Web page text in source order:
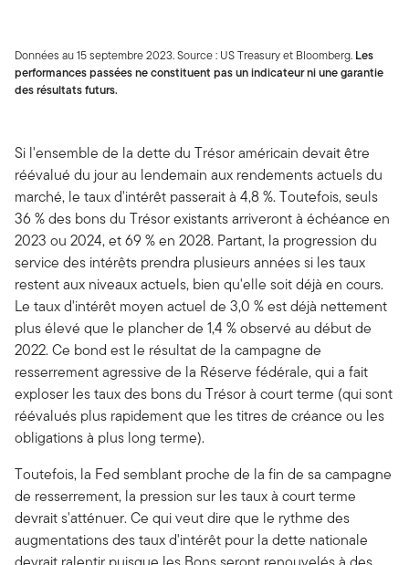
Données au 15 septembre 2023. Source : US Treasury et Bloomberg. Les
performances passées ne constituent pas un indicateur ni une garantie
des résultats futurs.
Si l'ensemble de la dette du Trésor américain devait être
réévalué du jour au lendemain aux rendements actuels du
marché, le taux d'intérêt passerait à 4,8 %. Toutefois, seuls
36 % des bons du Trésor existants arriveront à échéance en
2023 ou 2024, et 69 % en 2028. Partant, la progression du
service des intérêts prendra plusieurs années si les taux
restent aux niveaux actuels, bien qu'elle soit déjà en cours.
Le taux d'intérêt moyen actuel de 3,0 % est déjà nettement
plus élevé que le plancher de 1,4 % observé au début de
2022. Ce bond est le résultat de la campagne de
resserrement agressive de la Réserve fédérale, qui a fait
exploser les taux des bons du Trésor à court terme (qui sont
réévalués plus rapidement que les titres de créance ou les
obligations à plus long terme).
Toutefois, la Fed semblant proche de la fin de sa campagne
de resserrement, la pression sur les taux à court terme
devrait s'atténuer. Ce qui veut dire que le rythme des
augmentations des taux d'intérêt pour la dette nationale